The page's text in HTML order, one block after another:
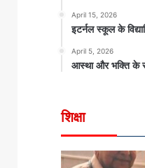
April 15, 2026
इटर्नल स्कूल के
April 5, 2026
आस्था और भक्ति के
शिक्षा